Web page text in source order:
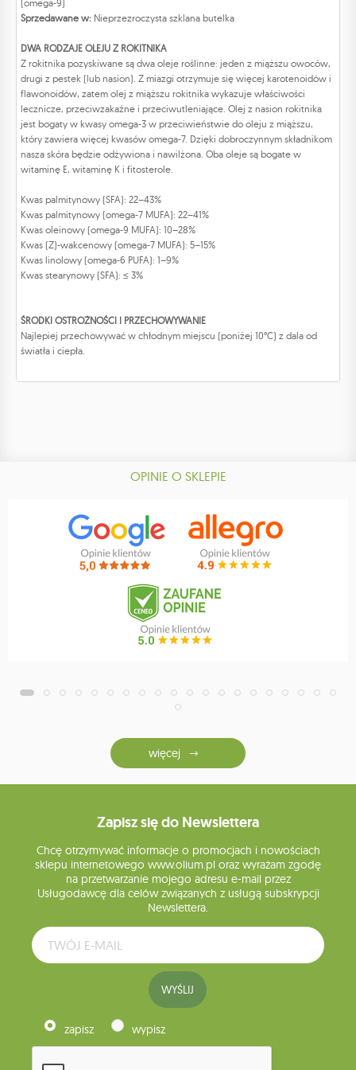
(omega-9)
Sprzedawane w: Nieprzezroczysta szklana butelka
DWA RODZAJE OLEJU Z ROKITNIKA
Z rokitnika pozyskiwane są dwa oleje roślinne: jeden z miąższu owoców,
drugi z pestek (lub nasion). Z miazgi otrzymuje się więcej karotenoidów i
flawonoidów, zatem olej z miąższu rokitnika wykazuje właściwości
lecznicze, przeciwzakaźne i przeciwutleniające. Olej z nasion rokitnika
jest bogaty w kwasy omega-3 w przeciwieństwie do oleju z miąższu,
który zawiera więcej kwasów omega-7. Dzięki dobroczynnym składnikom
nasza skóra będzie odżywiona i nawilżona. Oba oleje są bogate w
witaminę E, witaminę K i fitosterole.
Kwas palmitynowy (SFA): 22–43%
Kwas palmitynowy (omega-7 MUFA): 22–41%
Kwas oleinowy (omega-9 MUFA): 10–28%
Kwas (Z)-wakcenowy (omega-7 MUFA): 5–15%
Kwas linolowy (omega-6 PUFA): 1–9%
Kwas stearynowy (SFA): ≤ 3%
ŚRODKI OSTROŻNOŚCI I PRZECHOWYWANIE
Najlepiej przechowywać w chłodnym miejscu (poniżej 10°C) z dala od
światła i ciepła.
OPINIE O SKLEPIE
więcej
Zapisz się do Newslettera
Chcę otrzymywać informacje o promocjach i nowościach
sklepu internetowego www.olium.pl oraz wyrażam zgodę
na przetwarzanie mojego adresu e-mail przez
Usługodawcę dla celów związanych z usługą subskrypcji
Newslettera.
WYŚLIJ
zapisz wypisz